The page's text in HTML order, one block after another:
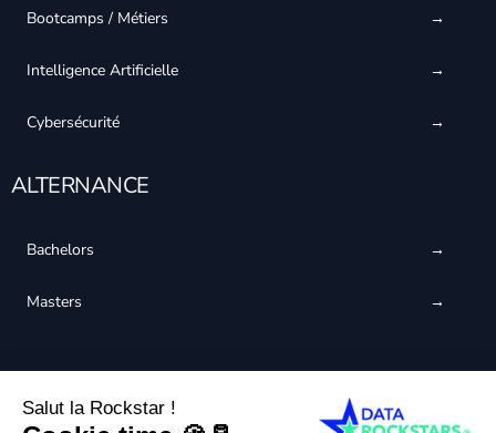
Bootcamps / Métiers
Intelligence Artificielle
Cybersécurité
ALTERNANCE
Bachelors
Masters
CERTIFIÉ QUALIOPI